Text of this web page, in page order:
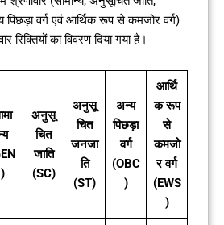
वर्ग एवं आर्थिक रूप से कमजोर वर्ग)
रिक्तियों का विवरण दिया गया है।
)
अनुसू
चित
जाति
(SC)
अनुसू
चित
जनजा
ति
(ST)
अन्य
पिछड़ा
वर्ग
(OBC
)
आर्थि
क रूप
से
कमजो
र वर्ग
(EWS
)